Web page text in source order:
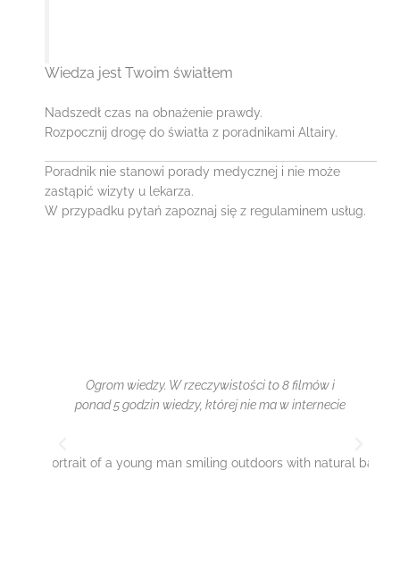
Wiedza jest Twoim światłem
Nadszedł czas na obnażenie prawdy.
Rozpocznij drogę do światła z poradnikami Altairy.
Poradnik nie stanowi porady medycznej i nie może
zastąpić wizyty u lekarza.
W przypadku pytań zapoznaj się z regulaminem usług.
Ogrom wiedzy. W rzeczywistości to 8 filmów i
ponad 5 godzin wiedzy, której nie ma w internecie